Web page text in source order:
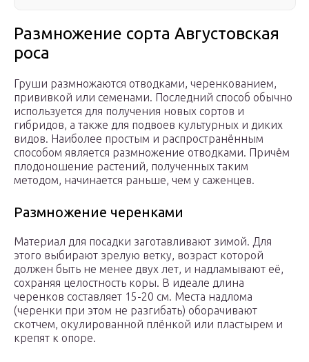
Размножение сорта Августовская
роса
Груши размножаются отводками, черенкованием,
прививкой или семенами. Последний способ обычно
используется для получения новых сортов и
гибридов, а также для подвоев культурных и диких
видов. Наиболее простым и распространённым
способом является размножение отводками. Причём
плодоношение растений, полученных таким
методом, начинается раньше, чем у саженцев.
Размножение черенками
Материал для посадки заготавливают зимой. Для
этого выбирают зрелую ветку, возраст которой
должен быть не менее двух лет, и надламывают её,
сохраняя целостность коры. В идеале длина
черенков составляет 15-20 см. Места надлома
(черенки при этом не разгибать) оборачивают
скотчем, окулированной плёнкой или пластырем и
крепят к опоре.